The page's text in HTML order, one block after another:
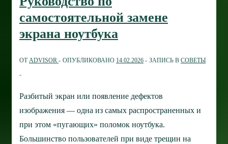
пользователя
в
Windows
самостоятельной замене
экрана ноутбука
ОТADVISOR ОПУБЛИКОВАНО 14.02.2026 ЗАПИСЬ В СОВЕТЫ
Разбитый экран или появление дефектов
изображения — одна из самых распространенных и
при этом «пугающих» поломок ноутбука.
Большинство пользователей при виде трещин на